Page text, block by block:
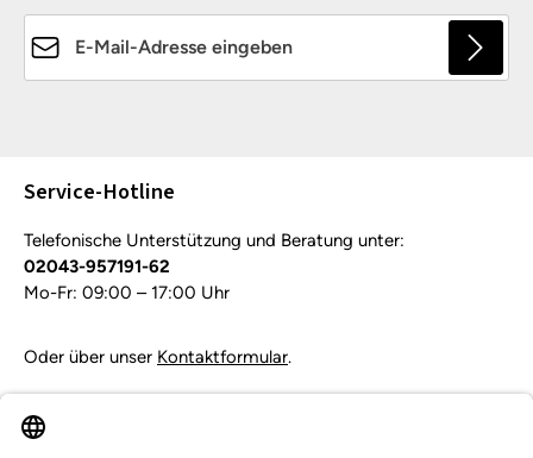
Service-Hotline
Telefonische Unterstützung und Beratung unter:
02043-957191-62
Mo-Fr: 09:00 – 17:00 Uhr
Oder über unser Kontaktformular.